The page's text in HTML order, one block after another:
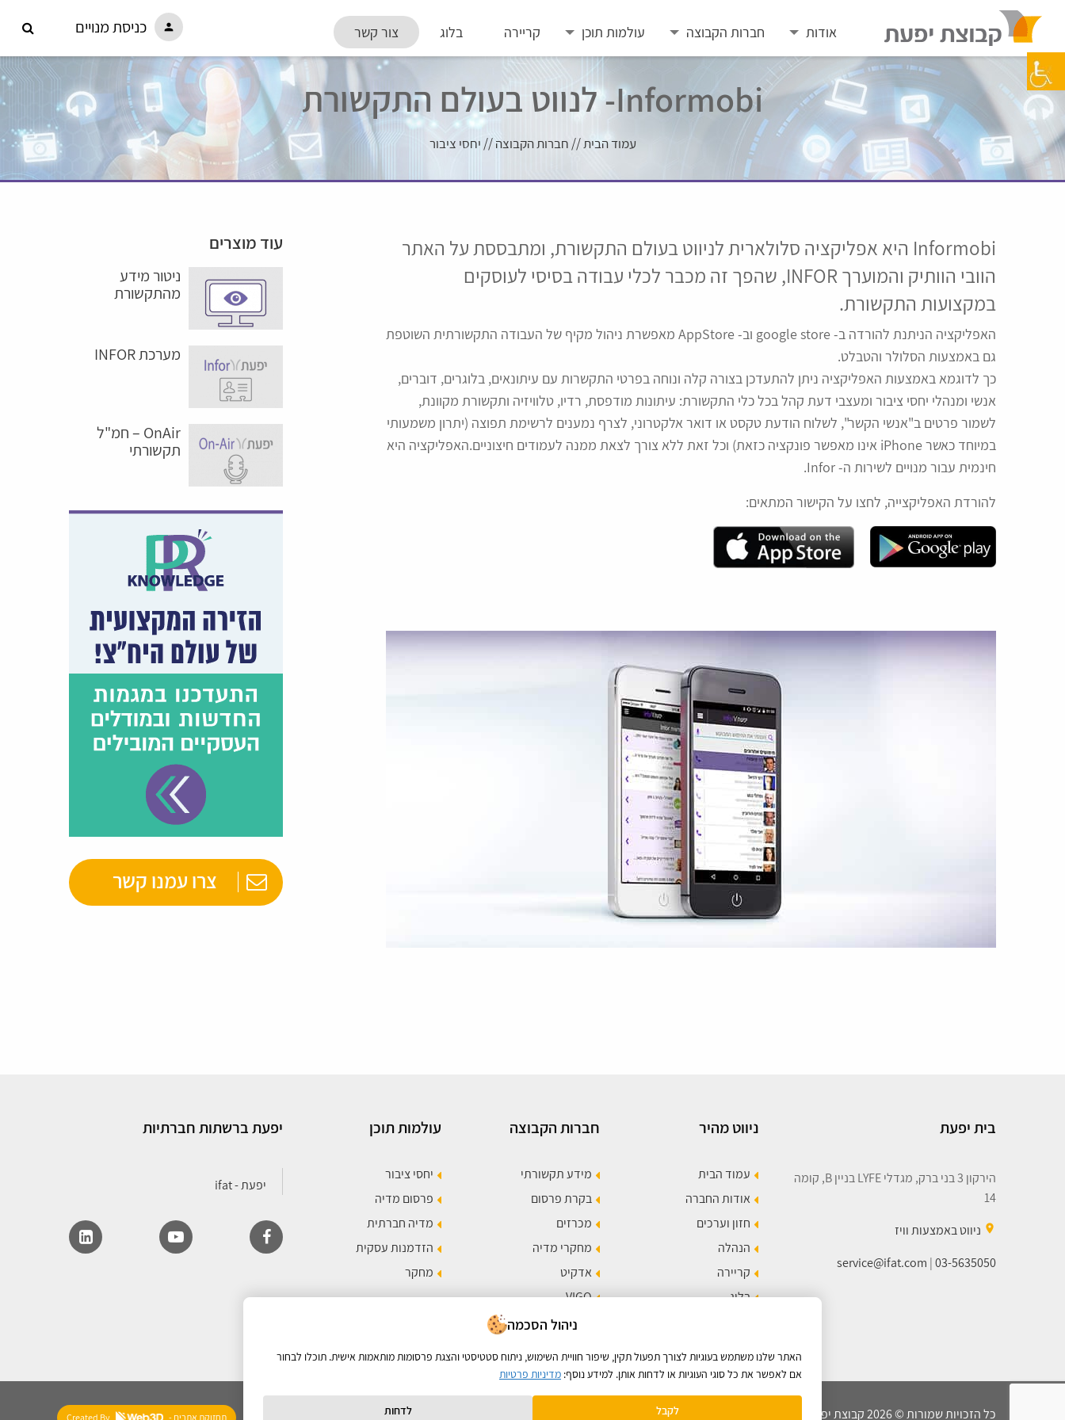
content
אודות חברות הקבוצה עולמות תוכן קריירה בלוג צור קשר person כניסת מנויים
Informobi- לנווט בעולם התקשורת
עמוד הבית// חברות הקבוצה// יחסי ציבור
Informobi היא אפליקציה סלולארית לניווט בעולם התקשורת, ומתבססת על האתר
הוובי הוותיק והמוערך INFOR, שהפך זה מכבר לכלי עבודה בסיסי לעוסקים
במקצועות התקשורת.
האפליקציה הניתנת להורדה ב- google store וב- AppStore מאפשרת ניהול מקיף של העבודה התקשורתית השוטפת
גם באמצעות הסלולר והטבלט.
כך לדוגמא באמצעות האפליקציה ניתן להתעדכן בצורה קלה ונוחה בפרטי התקשרות עם עיתונאים, בלוגרים, דוברים,
אנשי ומנהלי יחסי ציבור ומעצבי דעת קהל בכל כלי התקשורת: עיתונות מודפסת, רדיו, טלוויזיה ותקשורת מקוונת,
לשמור פרטים ב"אנשי הקשר", לשלוח הודעת טקסט או דואר אלקטרוני, לצרף נמענים לרשימת תפוצה (יתרון משמעותי
במיוחד כאשר iPhone אינו מאפשר פונקציה כזאת) וכל זאת ללא צורך לצאת ממנה לעמודים חיצוניים.האפליקציה היא
חינמית עבור מנויים לשירות ה- Infor.
להורדת האפליקצייה, לחצו על הקישור המתאים:
עוד מוצרים
ניטור מידע
מהתקשורת
מערכת INFOR
OnAir – חמ"ל
תקשורתי
צרו עמנו קשר
בית יפעת
הירקון 3 בני ברק, מגדלי LYFE בניין B, קומה
14
place ניווט באמצעות וויז
service@ifat.com |03-5635050
ניווט מהיר
עמוד הבית
אודות החברה
חזון וערכים
הנהלה
קריירה
בלוג
חברות הקבוצה
מידע תקשורתי
בקרת פרסום
מכרזים
מחקרי מדיה
אדקיט
VIGO
עולמות תוכן
יחסי ציבור
פרסום מדיה
מדיה חברתית
הזדמנות עסקית
מחקר
יפעת ברשתות חברתיות
כל הזכויות שמורות © 2026 קבוצת יפעת | Created By - תחזוקת אתרים
ניהול הסכמה
האתר שלנו משתמש בעוגיות לצורך תפעול תקין, שיפור חוויית השימוש, ניתוח סטטיסטי והצגת פרסומות מותאמות אישית. תוכלו לבחור
אם לאפשר את כל סוגי העוגיות או לדחות אותן. למידע נוסף: מדיניות פרטיות
לקבל לדחות